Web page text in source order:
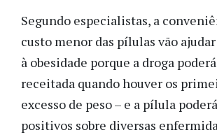
Segundo especialistas, a
custo menor das pílulas vão
à obesidade porque a droga
receitada quando houver os
excesso de peso – e a pílula
positivos sobre diversas